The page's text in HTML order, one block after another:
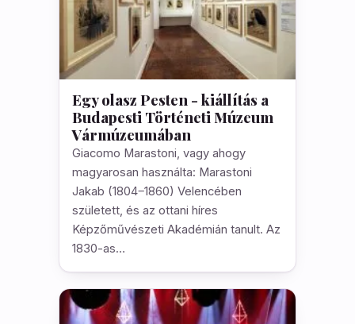
Egy olasz Pesten - kiállítás a
Budapesti Történeti Múzeum
Vármúzeumában
Giacomo Marastoni, vagy ahogy
magyarosan használta: Marastoni
Jakab (1804‒1860) Velencében
született, és az ottani híres
Képzőművészeti Akadémián tanult. Az
1830-as…